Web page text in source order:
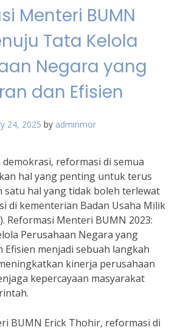
Menteri BUMN
Tata Kelola
Negara yang
dan Efisien
24, 2025 by adminmor
reformasi di semua
hal yang penting untuk terus
satu hal yang tidak boleh terlewat
di kementerian Badan Usaha Milik
Reformasi Menteri BUMN 2023:
Perusahaan Negara yang
Efisien menjadi sebuah langkah
kinerja perusahaan
kepercayaan masyarakat
BUMN Erick Thohir, reformasi di